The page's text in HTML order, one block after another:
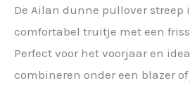
prijs
was:
€ 34,95.
prijs
€
De Ailan dunne pullover streep
comfortabel truitje met een
Perfect voor het voorjaar en
combineren onder een blazer of